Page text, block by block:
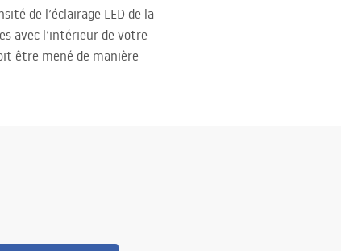
de l’éclairage LED de la
avec l’intérieur de votre
être mené de manière